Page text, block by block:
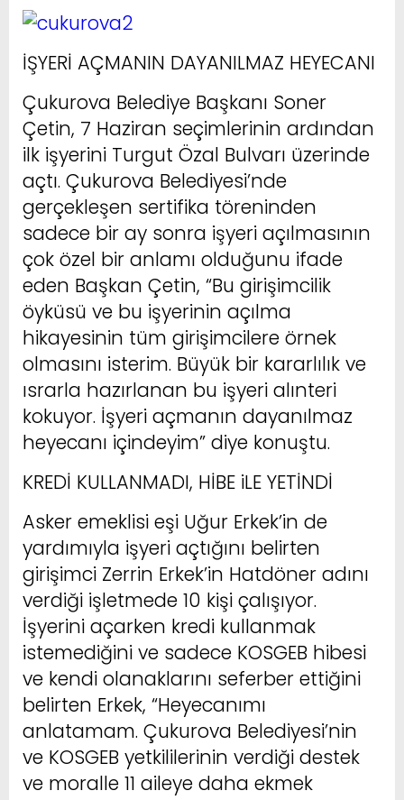
İŞYERİ AÇMANIN DAYANILMAZ HEYECANI
Çukurova Belediye Başkanı Soner
Çetin, 7 Haziran seçimlerinin ardından
ilk işyerini Turgut Özal Bulvarı üzerinde
açtı. Çukurova Belediyesi’nde
gerçekleşen sertifika töreninden
sadece bir ay sonra işyeri açılmasının
çok özel bir anlamı olduğunu ifade
eden Başkan Çetin, “Bu girişimcilik
öyküsü ve bu işyerinin açılma
hikayesinin tüm girişimcilere örnek
olmasını isterim. Büyük bir kararlılık ve
ısrarla hazırlanan bu işyeri alınteri
kokuyor. İşyeri açmanın dayanılmaz
heyecanı içindeyim” diye konuştu.
KREDİ KULLANMADI, HİBE iLE YETİNDİ
Asker emeklisi eşi Uğur Erkek’in de
yardımıyla işyeri açtığını belirten
girişimci Zerrin Erkek’in Hatdöner adını
verdiği işletmede 10 kişi çalışıyor.
İşyerini açarken kredi kullanmak
istemediğini ve sadece KOSGEB hibesi
ve kendi olanaklarını seferber ettiğini
belirten Erkek, “Heyecanımı
anlatamam. Çukurova Belediyesi’nin
ve KOSGEB yetkililerinin verdiği destek
ve moralle 11 aileye daha ekmek